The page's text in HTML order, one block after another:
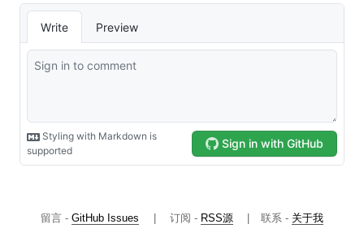
留言 -GitHub Issues 订阅 - RSS源 联系 - 关于我